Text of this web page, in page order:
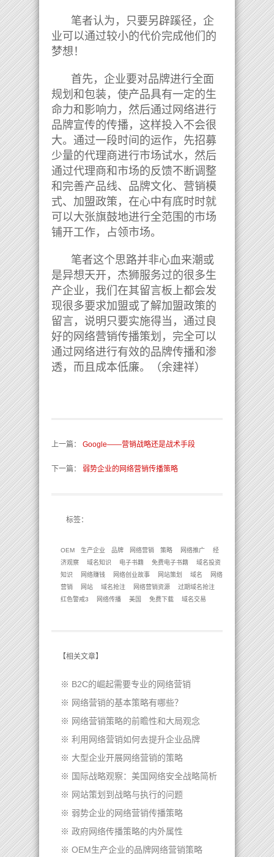
笔者认为，只要另辟蹊径，企
业可以通过较小的代价完成他们的
梦想！
首先，企业要对品牌进行全面
规划和包装，使产品具有一定的生
命力和影响力，然后通过网络进行
品牌宣传的传播，这样投入不会很
大。通过一段时间的运作，先招募
少量的代理商进行市场试水，然后
通过代理商和市场的反馈不断调整
和完善产品线、品牌文化、营销模
式、加盟政策，在心中有底时时就
可以大张旗鼓地进行全范围的市场
铺开工作，占领市场。
笔者这个思路并非心血来潮或
是异想天开，杰狮服务过的很多生
产企业，我们在其留言板上都会发
现很多要求加盟或了解加盟政策的
留言，说明只要实施得当，通过良
好的网络营销传播策划，完全可以
通过网络进行有效的品牌传播和渗
透，而且成本低廉。（余建祥）
上一篇 ： Google――营销战略还是战术手段
下一篇 ： 弱势企业的网络营销传播策略
标签：
OEM 生产企业 品牌 网络营销 策略 网络推广
经
济观察
域名知识 电子书籍 免费电子书籍
域名投资
知识
网络赚钱 网络创业故事 网站策划 域名
网络
营销
网站 域名抢注 网络营销资源
过期域名抢注
红色警戒3
网络传播 美国 免费下载 域名交易
【相关文章】
※ B2C的崛起需要专业的网络营销
※ 网络营销的基本策略有哪些？
※ 网络营销策略的前瞻性和大局观念
※ 利用网络营销如何去提升企业品牌
※ 大型企业开展网络营销的策略
※ 国际战略观察：美国网络安全战略简析
※ 网站策划到战略与执行的问题
※ 弱势企业的网络营销传播策略
※ 政府网络传播策略的内外属性
※ OEM生产企业的品牌网络营销策略